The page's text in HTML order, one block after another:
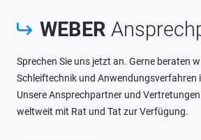
WEBER
Sprechen Sie uns jetzt an. Gerne beraten
Schleiftechnik und Anwendungsverfahren
Unsere Ansprechpartner und
weltweit mit Rat und Tat zur Verfügung.